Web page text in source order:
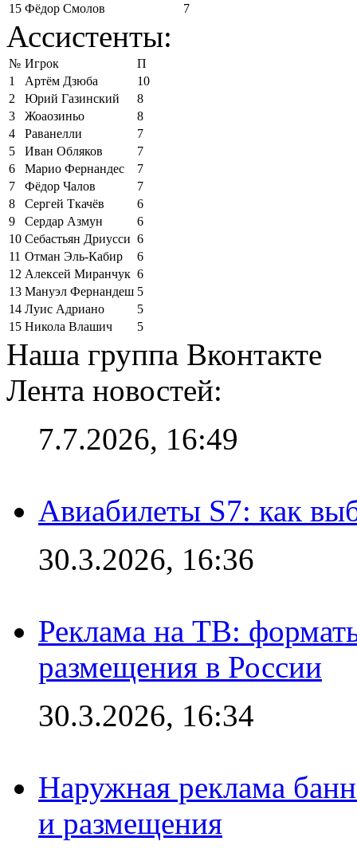
15 Фёдор Смолов 7
Ассистенты:
№ Игрок
П
1
Артём Дзюба
10
2
Юрий Газинский
8
3
Жоаозиньо
8
4
Раванелли
7
5
Иван Обляков
7
6
Марио Фернандес
7
7
Фёдор Чалов
7
8
Сергей Ткачёв
6
9
Сердар Азмун
6
10 Себастьян Дриусси 6
11 Отман Эль-Кабир
6
12 Алексей Миранчук 6
13 Мануэл Фернандеш 5
14 Луис Адриано
5
15 Никола Влашич 5
Наша группа Вконтакте
Лента новостей:
7.7.2026, 16:49
Авиабилеты S7: как
30.3.2026, 16:36
Реклама на ТВ:
размещения в России
30.3.2026, 16:34
Наружная реклама
и размещения